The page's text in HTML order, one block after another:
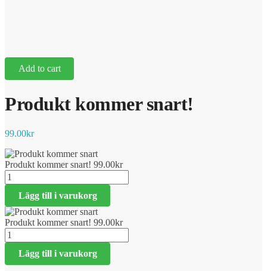
Add to cart
Produkt kommer snart!
99.00kr
Produkt kommer snart! 99.00kr
Produkt
kommer
snart!
mängd
Lägg till i varukorg
Produkt kommer snart! 99.00kr
Produkt
kommer
snart!
mängd
Lägg till i varukorg